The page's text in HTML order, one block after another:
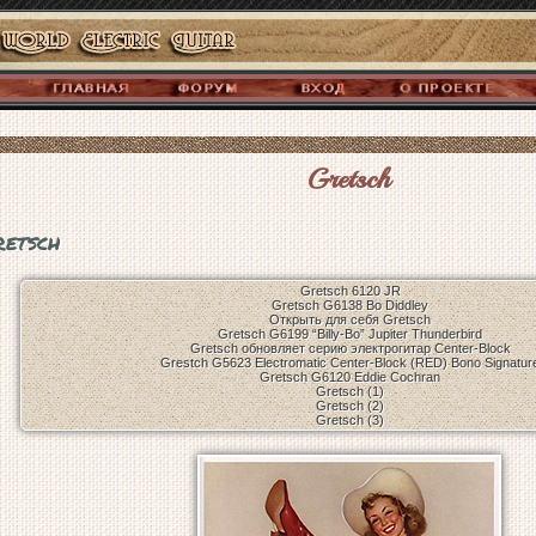
Gretsch
Gretsch 6120 JR
Gretsch G6138 Bo Diddley
Открыть для себя Gretsch
Gretsch G6199 “Billy-Bo” Jupiter Thunderbird
Gretsch обновляет серию электрогитар Center-Block
Grestch G5623 Electromatic Center-Block (RED) Bono
Gretsch G6120 Eddie Cochran
Gretsch (1)
Gretsch (2)
Gretsch (3)